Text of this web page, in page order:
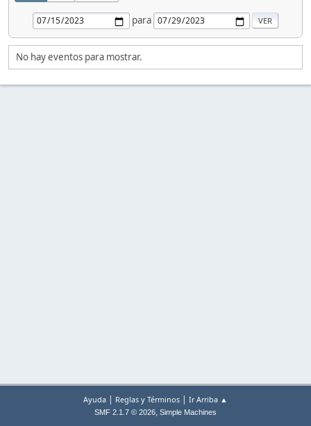
para
No hay eventos para mostrar.
Ayuda | Reglas y Términos | Ir Arriba ▲
SMF 2.1.7 © 2026, Simple Machines